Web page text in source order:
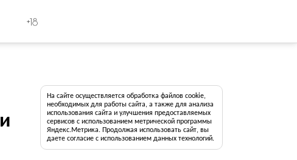
+18
На сайте осуществляется обработка файлов cookie,
необходимых для работы сайта, а также для анализа
использования сайта и улучшения предоставляемых
сервисов с использованием метрической программы
Яндекс.Метрика. Продолжая использовать сайт, вы
даете согласие с использованием данных технологий.